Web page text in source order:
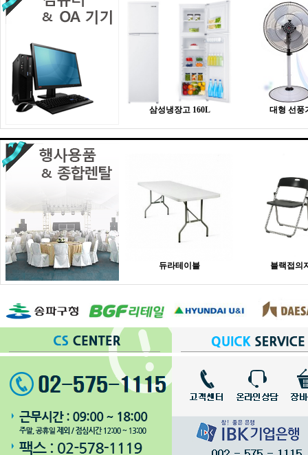
삼성냉장고 160L 대형 선풍
듀라테이블 블랙접의